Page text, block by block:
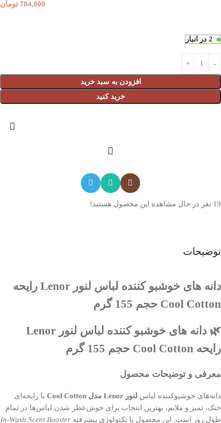
784,000 تومان
2 در انبار
افزودن به سبد خرید
خرید کنید
19 نفر در حال مشاهده این محصول هستند!
توضیحات
دانه های خوشبو کننده لباس لنور Lenor رایحه
Cool Cotton حجم 155 گرم
🌿 دانه های خوشبو کننده لباس لنور Lenor
رایحه Cool Cotton حجم 155 گرم
معرفی و توضیحات محصول
دانه‌های خوشبوکننده لباس لنور Lenor مدل Cool Cotton
با رایحه‌ای
خنک، تمیز و ملایم، بهترین انتخاب برای خوش‌عطر شدن لباس‌ها در تمام
طول روز است. این محصول با تکنولوژی پیشرفته In-Wash Scent Booster